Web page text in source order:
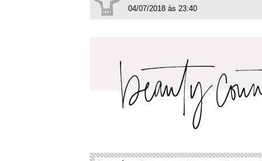
04/07/2018 às 23:40